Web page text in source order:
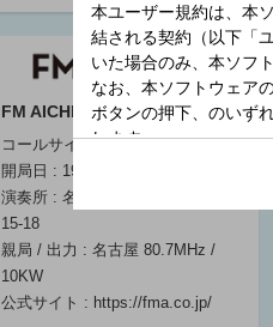
CBCラジオ ＃プ
ラス！
天野なな実 竹
地祐治
06:30 ～ 09:00
FM AICHI
コールサイン : JOCU-FM
開局日 : 1969年12月24日
演奏所 : 名古屋市中区千代田2-
15-18
親局 / 出力 : 名古屋 80.7MHz /
10KW
公式サイト : https://fma.co.jp/